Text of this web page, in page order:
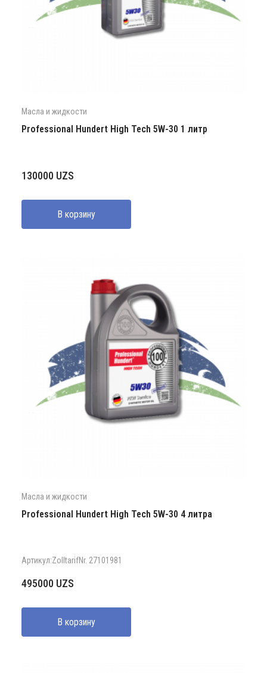
Масла и жидкости
Professional Hundert High Tech 5W-30 1 литр
130000 UZS
В корзину
Масла и жидкости
Professional Hundert High Tech 5W-30 4 литра
Артикул:Zolltarif­Nr. 27101981
495000 UZS
В корзину